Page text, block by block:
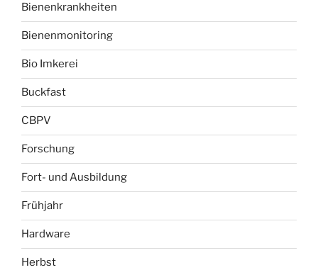
Bienenkrankheiten
Bienenmonitoring
Bio Imkerei
Buckfast
CBPV
Forschung
Fort- und Ausbildung
Frühjahr
Hardware
Herbst